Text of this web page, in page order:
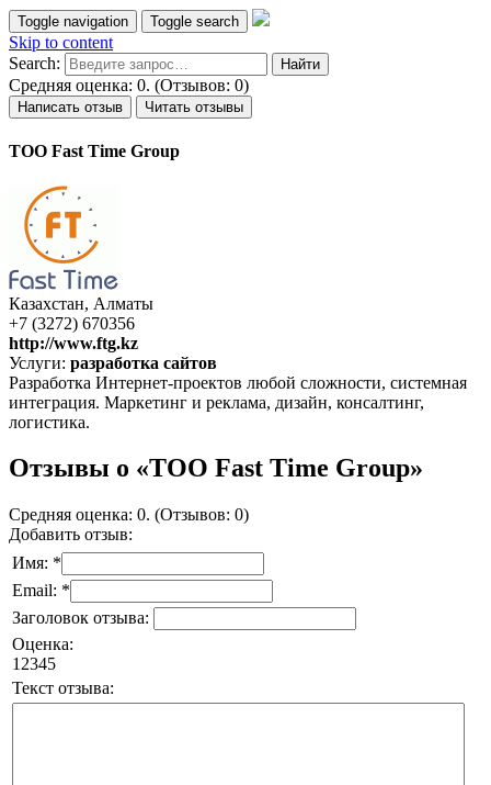
Toggle navigation Toggle search
Skip to content
Search:
Средняя оценка: 0. (Отзывов: 0)
Написать отзыв Читать отзывы
TOO Fast Time Group
Казахстан, Алматы
+7 (3272) 670356
http://www.ftg.kz
Услуги: разработка сайтов
Разработка Интернет-проектов любой сложности, системная
интеграция. Маркетинг и реклама, дизайн, консалтинг,
логистика.
Отзывы о «TOO Fast Time Group»
Средняя оценка: 0. (Отзывов: 0)
Добавить отзыв:
Имя: *
Email: *
Заголовок отзыва:
Оценка:
1 2345
Текст отзыва: